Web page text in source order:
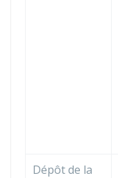
Dépôt de la